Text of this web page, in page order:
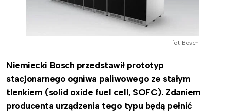
fot. Bosch
Niemiecki Bosch przedstawił prototyp
stacjonarnego ogniwa paliwowego ze stałym
tlenkiem (solid oxide fuel cell, SOFC). Zdaniem
producenta urządzenia tego typu będą pełnić